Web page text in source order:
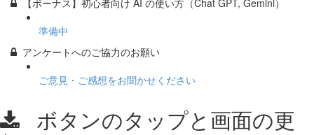
【ボーナス】初心者向け AI の使い方（Chat GPT, Gemini）
準備中
アンケートへのご協力のお願い
ご意見・ご感想をお聞かせください
ボタンのタップと画面の更